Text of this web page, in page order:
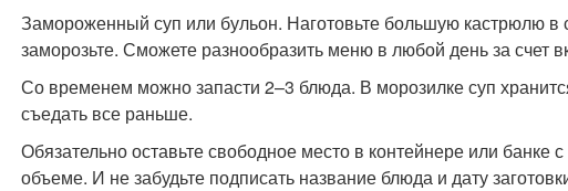
Замороженный суп или бульон. Наготовьте большую кастрюлю в
заморозьте. Сможете разнообразить меню в любой день за счет
Со временем можно запасти 2–3 блюда. В морозилке суп
съедать все раньше.
Обязательно оставьте свободное место в контейнере или банке
объеме. И не забудьте подписать название блюда и дату